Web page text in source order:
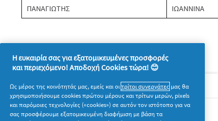
ΠΑΝΑΓΙΩΤΗΣ ΙΩΑΝΝΙΝΑ
Σχετικά με την P&G
Νομικά
Η ευκαιρία σας για εξατομικευμένες προσφορές
και περιεχόμενο! Αποδοχή Cookies τώρα! 😊
Ως μέρος της κοινότητάς μας, εμείς και οιτρίτοι συνεργάτες μας θα
χρησιμοποιήσουμε cookies πρώτου μέρους και τρίτων μερών, pixels
και παρόμοιες τεχνολογίες («cookies») σε αυτόν τον ιστότοπο για να
σας προσφέρουμε εξατομικευμένη διαφήμιση με βάση τα